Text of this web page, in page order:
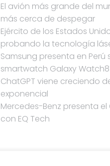
El avión más grande del
más cerca de despegar
Ejército de los Estados
probando la tecnología
Samsung presenta en Perú
smartwatch Galaxy Watch8
ChatGPT viene creciendo
exponencial
Mercedes-Benz presenta el
con EQ Tech